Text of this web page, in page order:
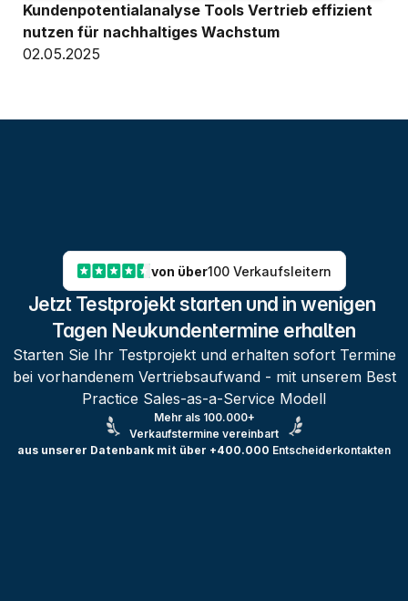
Kundenpotentialanalyse Tools Vertrieb effizient
nutzen für nachhaltiges Wachstum
02.05.2025
von über100 Verkaufsleitern
Jetzt Testprojekt starten und in wenigen
Tagen Neukundentermine erhalten
Starten Sie Ihr Testprojekt und erhalten sofort Termine
bei vorhandenem Vertriebsaufwand - mit unserem Best
Practice Sales-as-a-Service Modell
Mehr als 100.000+
Verkaufstermine vereinbart
aus unserer Datenbank mit über +400.000 Entscheiderkontakten